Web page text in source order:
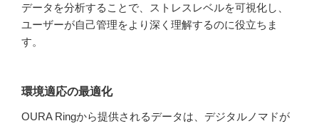
データを分析することで、ストレスレベルを可視化し、
ユーザーが自己管理をより深く理解するのに役立ちま
す。
環境適応の最適化
OURA Ringから提供されるデータは、デジタルノマドが